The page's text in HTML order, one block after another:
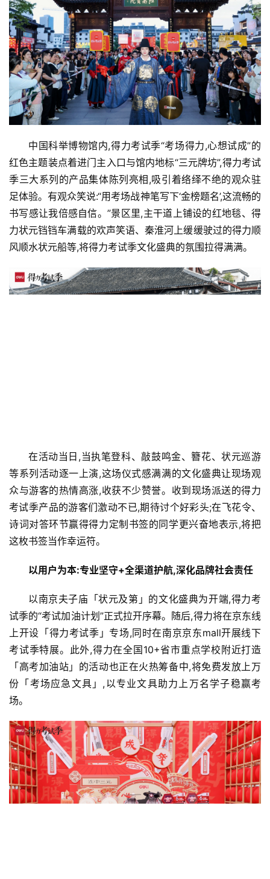
资
讯
商
业
消
科
技
财
经
教
育
登录 注册
中国科举博物馆内,得力考试季“考场得力,心想试成”的
红色主题装点着进门主入口与馆内地标“三元牌坊”,得力考试
季三大系列的产品集体陈列亮相,吸引着络绎不绝的观众驻
足体验。有观众笑说:“用考场战神笔写下‘金榜题名’,这流畅的
书写感让我倍感自信。”景区里,主干道上铺设的红地毯、得
力状元铛铛车满载的欢声笑语、秦淮河上缓缓驶过的得力顺
风顺水状元船等,将得力考试季文化盛典的氛围拉得满满。
在活动当日,当执笔登科、敲鼓鸣金、簪花、状元巡游
等系列活动逐一上演,这场仪式感满满的文化盛典让现场观
众与游客的热情高涨,收获不少赞誉。收到现场派送的得力
考试季产品的游客们激动不已,期待讨个好彩头;在飞花令、
诗词对答环节赢得得力定制书签的同学更兴奋地表示,将把
这枚书签当作幸运符。
以用户为本:专业坚守+全渠道护航,深化品牌社会责任
以南京夫子庙「状元及第」的文化盛典为开端,得力考
试季的“考试加油计划”正式拉开序幕。随后,得力将在京东线
上开设「得力考试季」专场,同时在南京京东mall开展线下
考试季特展。此外,得力在全国10+省市重点学校附近打造
「高考加油站」的活动也正在火热筹备中,将免费发放上万
份「考场应急文具」,以专业文具助力上万名学子稳赢考
场。